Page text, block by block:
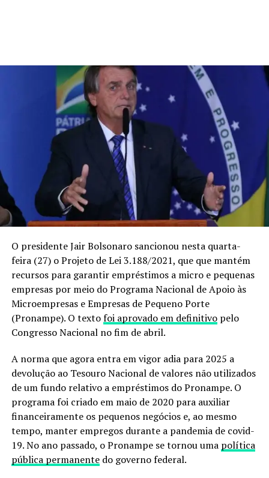
O presidente Jair Bolsonaro sancionou nesta quarta-
feira (27) o Projeto de Lei 3.188/2021, que que mantém
recursos para garantir empréstimos a micro e pequenas
empresas por meio do Programa Nacional de Apoio às
Microempresas e Empresas de Pequeno Porte
(Pronampe). O textofoi aprovado em definitivopelo
Congresso Nacional no fim de abril.
A norma que agora entra em vigor adia para 2025 a
devolução ao Tesouro Nacional de valores não utilizados
de um fundo relativo a empréstimos do Pronampe. O
programa foi criado em maio de 2020 para auxiliar
financeiramente os pequenos negócios e, ao mesmo
tempo, manter empregos durante a pandemia de covid-
19. No ano passado, o Pronampe se tornou uma política
pública permanentedo governo federal.